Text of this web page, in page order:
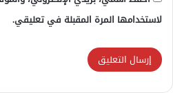
لاستخدامها المرة المقبلة في تعليقي.